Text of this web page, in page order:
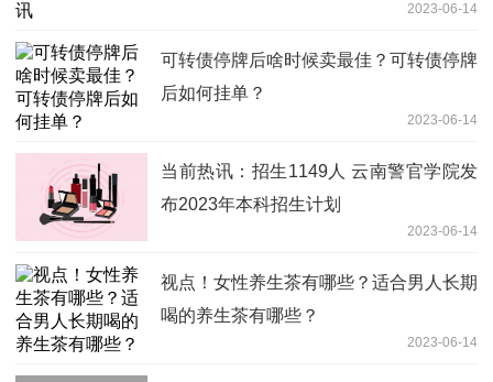
2023-06-14
可转债停牌后啥时候卖最佳？可转债停牌
后如何挂单？
2023-06-14
当前热讯：招生1149人 云南警官学院发
布2023年本科招生计划
2023-06-14
视点！女性养生茶有哪些？适合男人长期
喝的养生茶有哪些？
2023-06-14